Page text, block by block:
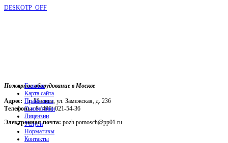
DESKOTP_OFF
Пожарное оборудование в Москве
Адрес: г. Москва, ул. Замежская, д. 236
Телефоны:8 (495) 021-54-36
Электронная почта: pozh.pomosch@pp01.ru
Главная
Карта сайта
Прайс-лист
О компании
Лицензии
Услуги
Нормативы
Контакты